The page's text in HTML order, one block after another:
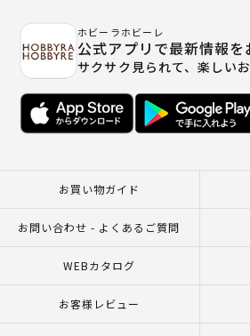
ホビーラホビーレ
公式アプリで最新情報を
サクサク見られて、楽しい
お買い物ガイド
お問い合わせ - よくあるご質問
WEBカタログ
お客様レビュー